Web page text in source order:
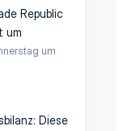
Republic
um
um
Diese